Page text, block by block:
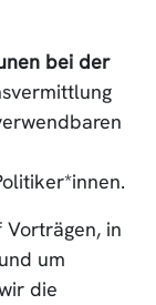
bei der
Vorträgen, in
um
die